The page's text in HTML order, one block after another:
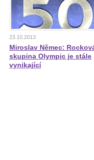
23.10.2013
Miroslav Němec:
skupina Olympic je stále
vynikající